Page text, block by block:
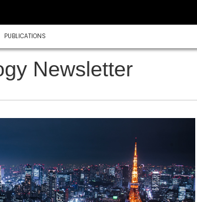
PUBLICATIONS
Newsletter